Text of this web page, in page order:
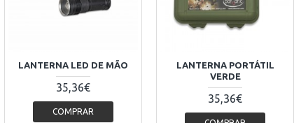
LANTERNA LED DE MÃO
35,36€
COMPRAR
LANTERNA PORTÁTIL
VERDE
35,36€